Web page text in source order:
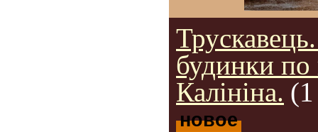
будинки по
Калініна.
новое